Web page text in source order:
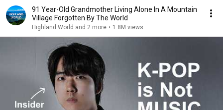
91 Year-Old Grandmother Living Alone In A Mountain
Village Forgotten By The World
Highland World and 2 more • 1.8M views